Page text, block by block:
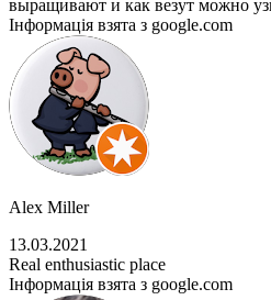
выращивают и как везут можно
Інформація взята з google.com
Alex Miller
13.03.2021
Real enthusiastic place
Інформація взята з google.com